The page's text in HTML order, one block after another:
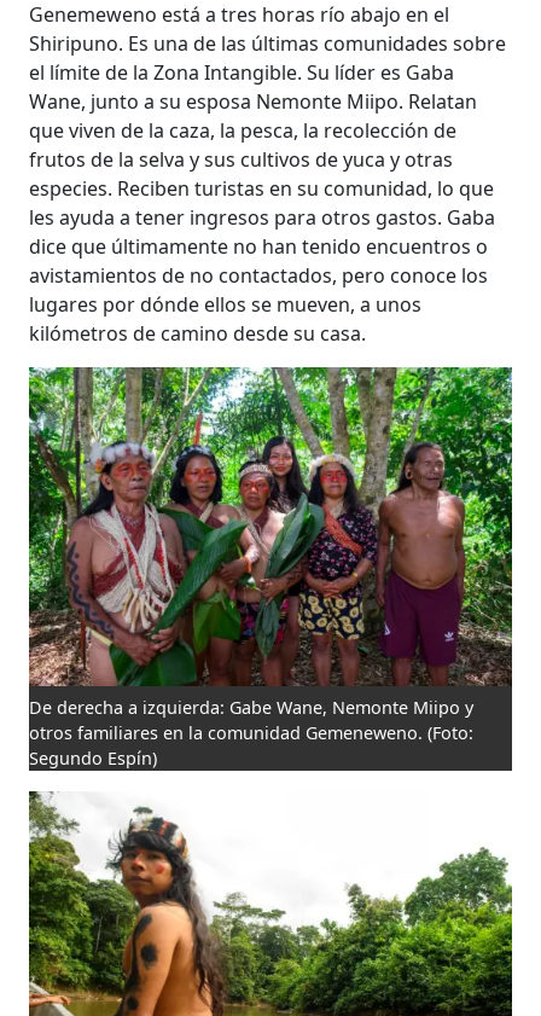
Genemeweno está a tres horas río abajo en el
Shiripuno. Es una de las últimas comunidades sobre
el límite de la Zona Intangible. Su líder es Gaba
Wane, junto a su esposa Nemonte Miipo. Relatan
que viven de la caza, la pesca, la recolección de
frutos de la selva y sus cultivos de yuca y otras
especies. Reciben turistas en su comunidad, lo que
les ayuda a tener ingresos para otros gastos. Gaba
dice que últimamente no han tenido encuentros o
avistamientos de no contactados, pero conoce los
lugares por dónde ellos se mueven, a unos
kilómetros de camino desde su casa.
De derecha a izquierda: Gabe Wane, Nemonte Miipo y
otros familiares en la comunidad Gemeneweno. (Foto:
Segundo Espín)